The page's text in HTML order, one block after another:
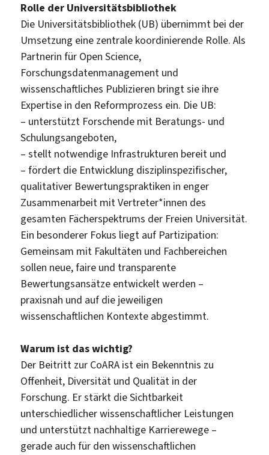
Rolle der Universitätsbibliothek
Die Universitätsbibliothek (UB) übernimmt bei der
Umsetzung eine zentrale koordinierende Rolle. Als
Partnerin für Open Science,
Forschungsdatenmanagement und
wissenschaftliches Publizieren bringt sie ihre
Expertise in den Reformprozess ein. Die UB:
– unterstützt Forschende mit Beratungs- und
Schulungsangeboten,
– stellt notwendige Infrastrukturen bereit und
– fördert die Entwicklung disziplinspezifischer,
qualitativer Bewertungspraktiken in enger
Zusammenarbeit mit Vertreter*innen des
gesamten Fächerspektrums der Freien Universität.
Ein besonderer Fokus liegt auf Partizipation:
Gemeinsam mit Fakultäten und Fachbereichen
sollen neue, faire und transparente
Bewertungsansätze entwickelt werden –
praxisnah und auf die jeweiligen
wissenschaftlichen Kontexte abgestimmt.
Warum ist das wichtig?
Der Beitritt zur CoARA ist ein Bekenntnis zu
Offenheit, Diversität und Qualität in der
Forschung. Er stärkt die Sichtbarkeit
unterschiedlicher wissenschaftlicher Leistungen
und unterstützt nachhaltige Karrierewege –
gerade auch für den wissenschaftlichen